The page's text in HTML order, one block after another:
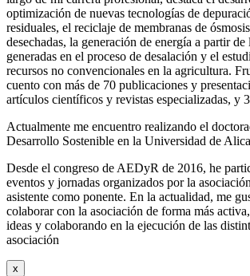
optimización de nuevas tecnologías de
residuales, el reciclaje de membranas de
desechadas, la generación de energía a partir de
generadas en el proceso de desalación y el
recursos no convencionales en la agricultura.
cuento con más de 70 publicaciones y
artículos científicos y revistas especializadas, y
Actualmente me encuentro realizando el
Desarrollo Sostenible en la Universidad de
Desde el congreso de AEDyR de 2016, he
eventos y jornadas organizados por la
asistente como ponente. En la actualidad, me
colaborar con la asociación de forma más
ideas y colaborando en la ejecución de las
asociación
x